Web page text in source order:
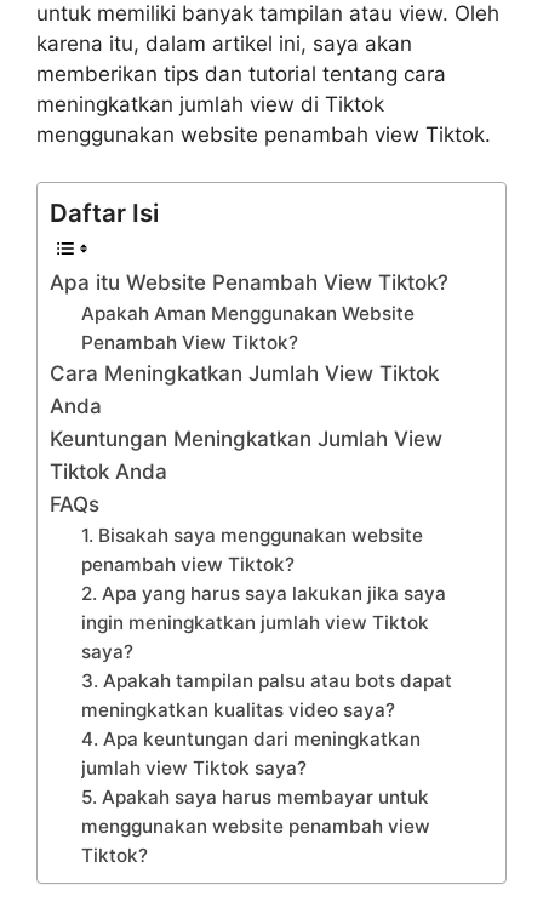
untuk memiliki banyak tampilan atau view. Oleh
karena itu, dalam artikel ini, saya akan
memberikan tips dan tutorial tentang cara
meningkatkan jumlah view di Tiktok
menggunakan website penambah view Tiktok.
Daftar Isi
Apa itu Website Penambah View Tiktok?
Apakah Aman Menggunakan Website
Penambah View Tiktok?
Cara Meningkatkan Jumlah View Tiktok
Anda
Keuntungan Meningkatkan Jumlah View
Tiktok Anda
FAQs
1. Bisakah saya menggunakan website
penambah view Tiktok?
2. Apa yang harus saya lakukan jika saya
ingin meningkatkan jumlah view Tiktok
saya?
3. Apakah tampilan palsu atau bots dapat
meningkatkan kualitas video saya?
4. Apa keuntungan dari meningkatkan
jumlah view Tiktok saya?
5. Apakah saya harus membayar untuk
menggunakan website penambah view
Tiktok?